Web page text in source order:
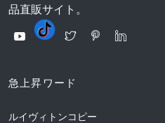
品直販サイト。
急上昇ワード
ルイヴィトンコピー